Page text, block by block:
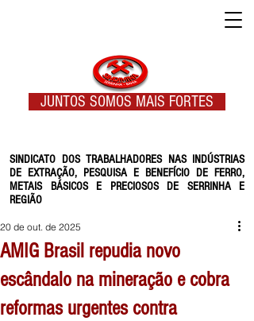
SINDICATO DOS TRABALHADORES NAS INDÚSTRIAS
DE EXTRAÇÃO, PESQUISA E BENEFÍCIO DE FERRO,
METAIS BÁSICOS E PRECIOSOS DE SERRINHA E
REGIÃO
JUNTOS SOMOS MAIS FORTES
AMIG Brasil repudia novo
escândalo na mineração e cobra
reformas urgentes contra
20 de out. de 2025